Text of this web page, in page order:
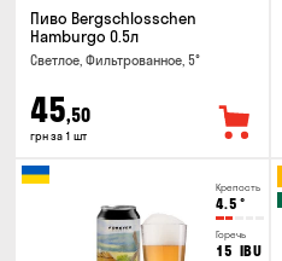
Пиво Bergschlosschen
Hamburgo 0.5л
Светлое, Фильтрованное, 5°
45,50
грн за 1 шт
Крепость
4.5 °
Горечь
15 IBU